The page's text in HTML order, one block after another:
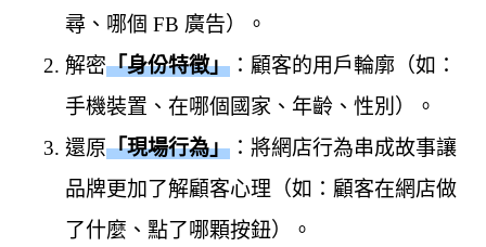
尋、哪個 FB 廣告）。
解密「身份特徵」 ：顧客的用戶輪廓（如：
手機裝置、在哪個國家、年齡、性別）。
還原「現場行為」 ：將網店行為串成故事讓
品牌更加了解顧客心理（如：顧客在網店做
了什麼、點了哪顆按鈕）。